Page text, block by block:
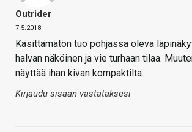
Outrider
7.5.2018
Käsittämätön tuo pohjassa oleva
halvan näköinen ja vie turhaan tilaa.
näyttää ihan kivan kompaktilta.
Kirjaudu sisään vastataksesi